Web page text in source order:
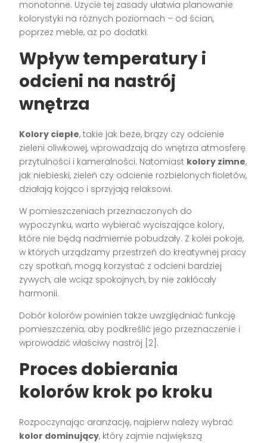
monotonne. Użycie tej zasady ułatwia planowanie
kolorystyki na różnych poziomach – od ścian,
poprzez meble, aż po dodatki.
Wpływ temperatury i
odcieni na nastrój
wnętrza
Kolory ciepłe, takie jak beże, brązy czy odcienie
zieleni oliwkowej, wprowadzają do wnętrza atmosferę
przytulności i kameralności. Natomiast kolory zimne,
jak niebieski, zieleń czy odcienie rozbielonych fioletów,
działają kojąco i sprzyjają relaksowi.
W pomieszczeniach przeznaczonych do
wypoczynku, warto wybierać wyciszające kolory,
które nie będą nadmiernie pobudzały. Z kolei pokoje,
w których urządzamy przestrzeń do kreatywnej pracy
czy spotkań, mogą korzystać z odcieni bardziej
żywych, ale wciąż spokojnych, by nie zakłócały
harmonii.
Dobór kolorów powinien także uwzględniać funkcję
pomieszczenia, aby podkreślić jego przeznaczenie i
wprowadzić właściwy nastrój [2].
Proces dobierania
kolorów krok po kroku
Rozpoczynając aranżację, najpierw należy wybrać
kolor dominujący, który zajmie największą